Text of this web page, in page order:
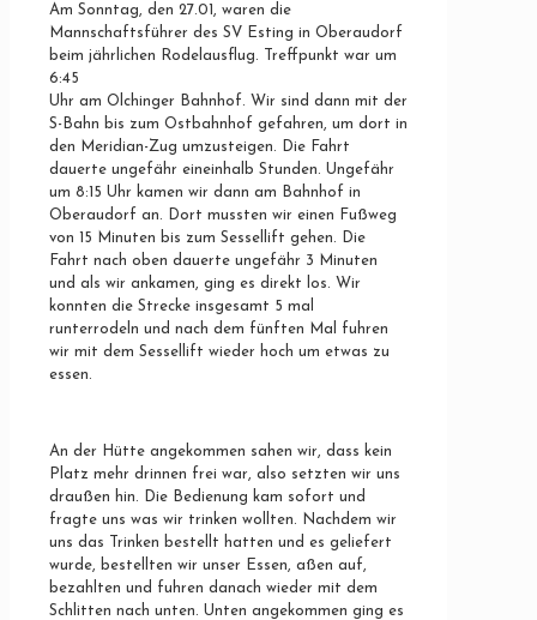
Am Sonntag, den 27.01, waren die
Mannschaftsführer des SV Esting in Oberaudorf
beim jährlichen Rodelausflug. Treffpunkt war um
6:45
Uhr am Olchinger Bahnhof. Wir sind dann mit der
S-Bahn bis zum Ostbahnhof gefahren, um dort in
den Meridian-Zug umzusteigen. Die Fahrt
dauerte ungefähr eineinhalb Stunden. Ungefähr
um 8:15 Uhr kamen wir dann am Bahnhof in
Oberaudorf an. Dort mussten wir einen Fußweg
von 15 Minuten bis zum Sessellift gehen. Die
Fahrt nach oben dauerte ungefähr 3 Minuten
und als wir ankamen, ging es direkt los. Wir
konnten die Strecke insgesamt 5 mal
runterrodeln und nach dem fünften Mal fuhren
wir mit dem Sessellift wieder hoch um etwas zu
essen.
An der Hütte angekommen sahen wir, dass kein
Platz mehr drinnen frei war, also setzten wir uns
draußen hin. Die Bedienung kam sofort und
fragte uns was wir trinken wollten. Nachdem wir
uns das Trinken bestellt hatten und es geliefert
wurde, bestellten wir unser Essen, aßen auf,
bezahlten und fuhren danach wieder mit dem
Schlitten nach unten. Unten angekommen ging es